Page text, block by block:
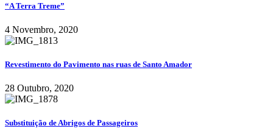
“A Terra Treme”
4 Novembro, 2020
Revestimento do Pavimento nas ruas de Santo Amador
28 Outubro, 2020
Substituição de Abrigos de Passageiros